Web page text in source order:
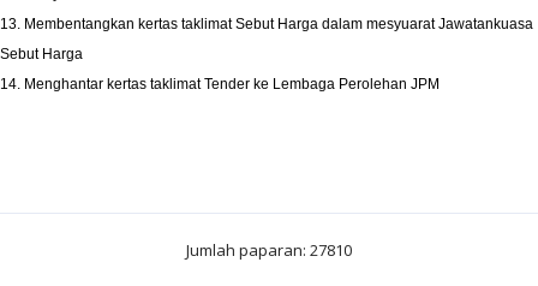
13. Membentangkan kertas taklimat Sebut Harga dalam mesyuarat Jawatankuasa
Sebut Harga
14. Menghantar kertas taklimat Tender ke Lembaga Perolehan JPM
Jumlah paparan: 27810